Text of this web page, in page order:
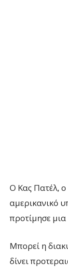
Ο Κας Πατέλ, ο
αμερικανικό
προτίμησε
Μπορεί η
δίνει